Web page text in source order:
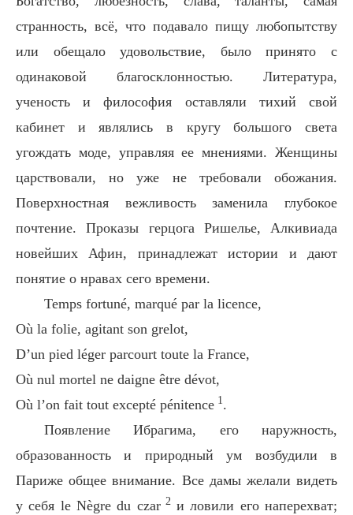
странность, всё, что подавало пищу любопытству
или обещало удовольствие, было принято с
одинаковой благосклонностью. Литература,
ученость и философия оставляли тихий свой
кабинет и являлись в кругу большого света
угождать моде, управляя ее мнениями. Женщины
царствовали, но уже не требовали обожания.
Поверхностная вежливость заменила глубокое
почтение. Проказы герцога Ришелье, Алкивиада
новейших Афин, принадлежат истории и дают
понятие о нравах сего времени.
Temps fortuné, marqué par la licence,
Où la folie, agitant son grelot,
D’un pied léger parcourt toute la France,
Où nul mortel ne daigne être dévot,
Où l’on fait tout excepté pénitence 1.
Появление Ибрагима, его наружность,
образованность и природный ум возбудили в
Париже общее внимание. Все дамы желали видеть
у себя le Nègre du czar2и ловили его наперехват;